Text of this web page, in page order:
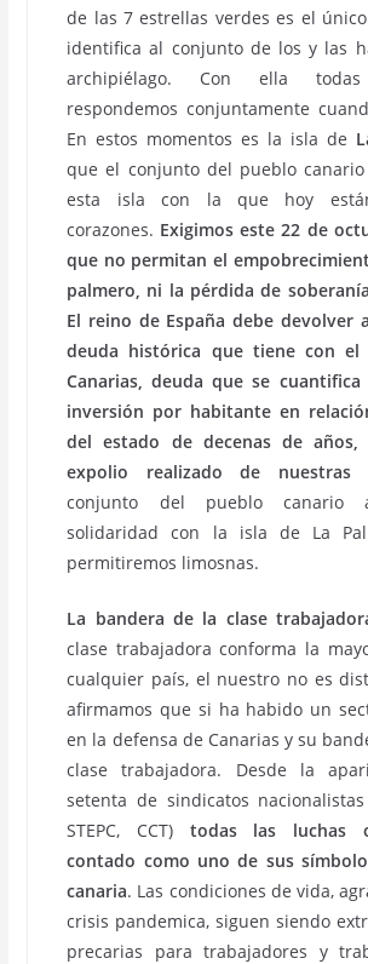
de las 7 estrellas verdes es el
identifica al conjunto de los y las
archipiélago. Con ella
respondemos conjuntamente
En estos momentos es la isla de
que el conjunto del pueblo
esta isla con la que hoy
corazones. Exigimos este 22 de
que no permitan el
palmero, ni la pérdida de
El reino de España debe devolver
deuda histórica que tiene con el
Canarias, deuda que se
inversión por habitante en
del estado de decenas de
expolio realizado de nuestras
conjunto del pueblo canario
solidaridad con la isla de La
permitiremos limosnas.
La bandera de la clase
clase trabajadora conforma la
cualquier país, el nuestro no es
afirmamos que si ha habido un
en la defensa de Canarias y su
clase trabajadora. Desde la
setenta de sindicatos nacionalistas
STEPC, CCT) todas las luchas
contado como uno de sus
canaria. Las condiciones de vida,
crisis pandemica, siguen siendo
precarias para trabajadores y